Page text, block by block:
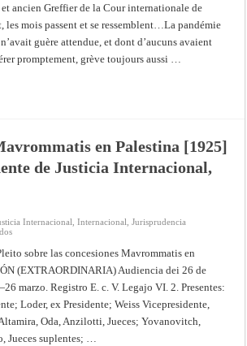
ancien Greffier de la Cour internationale de
les mois passent et se ressemblent…La pandémie
guère attendue, et dont d’aucuns avaient
promptement, grève toujours aussi …
en Palestina [1925]
de Justicia Internacional,
Internacional ,Internacional ,Jurisprudencia
en
Mavrommatis
en
Palestina
[1925]
Corte
Permanente
de
Justicia
Internacional,
Serie
sobre las concesiones Mavrommatis en
(EXTRAORDINARIA) Audiencia dei 26 de
marzo. Registro E. c. V. Legajo VI. 2. Presentes:
Loder, ex Presidente; Weiss Vicepresidente,
Oda, Anzilotti, Jueces; Yovanovitch,
Jueces suplentes; …